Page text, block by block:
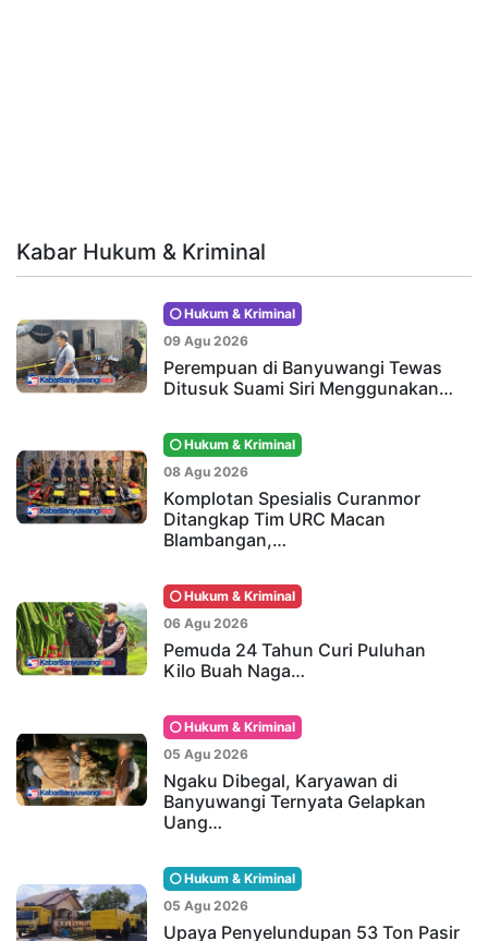
Kabar Hukum & Kriminal
Hukum & Kriminal
09 Agu 2026
Perempuan di Banyuwangi Tewas
Ditusuk Suami Siri Menggunakan…
Hukum & Kriminal
08 Agu 2026
Komplotan Spesialis Curanmor
Ditangkap Tim URC Macan
Blambangan,…
Hukum & Kriminal
06 Agu 2026
Pemuda 24 Tahun Curi Puluhan
Kilo Buah Naga…
Hukum & Kriminal
05 Agu 2026
Ngaku Dibegal, Karyawan di
Banyuwangi Ternyata Gelapkan
Uang…
Hukum & Kriminal
05 Agu 2026
Upaya Penyelundupan 53 Ton Pasir